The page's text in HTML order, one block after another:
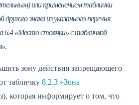
или применением таблички
другого знака из указанного перечня
6.4 «Место стоянки» с табличкой
зону действия запрещающего
табличку 8.2.3 «Зона
которая информирует о том, что